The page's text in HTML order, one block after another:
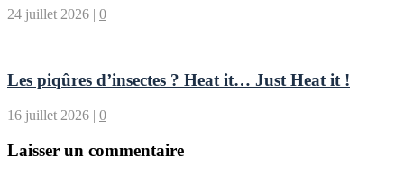
24 juillet 2026 | 0
Les piqûres d’insectes ? Heat it… Just Heat it !
16 juillet 2026 | 0
Laisser un commentaire